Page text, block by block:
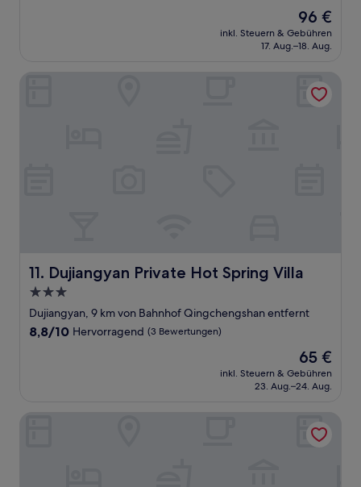
Der
Preis
beträgt
96 €
inkl. Steuern & Gebühren
17. Aug.–18. Aug.
11. Dujiangyan Private Hot Spring Villa
Dujiangyan Private Hot Spring Villa
3.0-
Sterne-
Unterkunft
Dujiangyan, 9 km von Bahnhof Qingchengshan entfernt
8.8
8,8/10 Hervorragend (3 Bewertungen)
Der
Preis
beträgt
65 €
inkl. Steuern & Gebühren
23. Aug.–24. Aug.